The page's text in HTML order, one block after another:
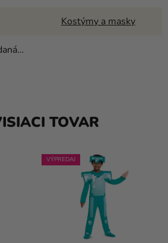
Kostýmy a masky
TOVAR
VÝPREDAJ